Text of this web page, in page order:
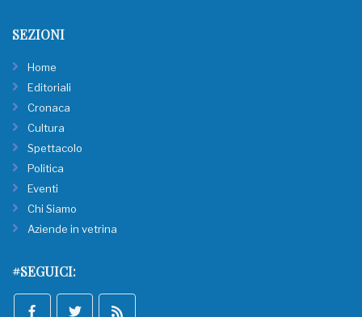
SEZIONI
Home
Editoriali
Cronaca
Cultura
Spettacolo
Politica
Eventi
Chi Siamo
Aziende in vetrina
#SEGUICI: